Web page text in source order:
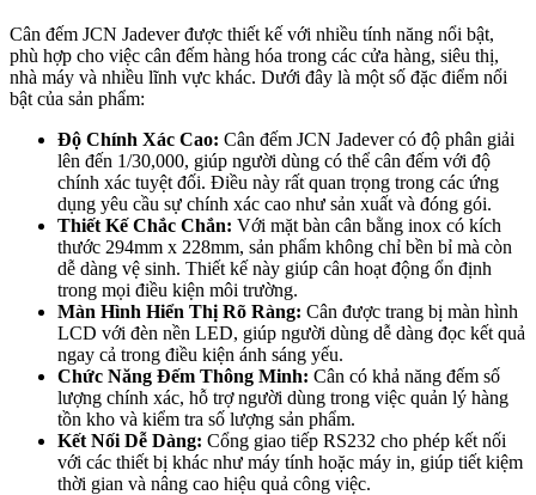
Cân đếm JCN Jadever được thiết kế với nhiều tính năng nổi bật,
phù hợp cho việc cân đếm hàng hóa trong các cửa hàng, siêu thị,
nhà máy và nhiều lĩnh vực khác. Dưới đây là một số đặc điểm nổi
bật của sản phẩm:
Độ Chính Xác Cao: Cân đếm JCN Jadever có độ phân giải
lên đến 1/30,000, giúp người dùng có thể cân đếm với độ
chính xác tuyệt đối. Điều này rất quan trọng trong các ứng
dụng yêu cầu sự chính xác cao như sản xuất và đóng gói.
Thiết Kế Chắc Chắn: Với mặt bàn cân bằng inox có kích
thước 294mm x 228mm, sản phẩm không chỉ bền bỉ mà còn
dễ dàng vệ sinh. Thiết kế này giúp cân hoạt động ổn định
trong mọi điều kiện môi trường.
Màn Hình Hiển Thị Rõ Ràng: Cân được trang bị màn hình
LCD với đèn nền LED, giúp người dùng dễ dàng đọc kết quả
ngay cả trong điều kiện ánh sáng yếu.
Chức Năng Đếm Thông Minh: Cân có khả năng đếm số
lượng chính xác, hỗ trợ người dùng trong việc quản lý hàng
tồn kho và kiểm tra số lượng sản phẩm.
Kết Nối Dễ Dàng: Cổng giao tiếp RS232 cho phép kết nối
với các thiết bị khác như máy tính hoặc máy in, giúp tiết kiệm
thời gian và nâng cao hiệu quả công việc.